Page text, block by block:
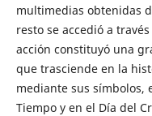
multimedias obtenidas
resto se accedió a
acción constituyó una
que trasciende en la
mediante sus símbolos,
Tiempo y en el Día del